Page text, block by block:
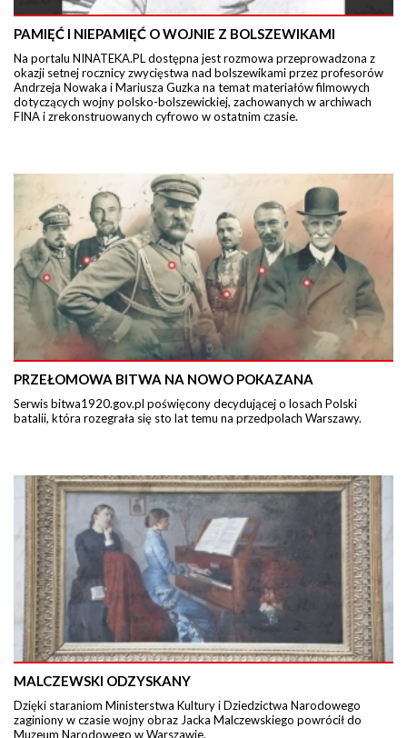
PAMIĘĆ I NIEPAMIĘĆ O WOJNIE Z BOLSZEWIKAMI
Na portalu NINATEKA.PL dostępna jest rozmowa przeprowadzona z
okazji setnej rocznicy zwycięstwa nad bolszewikami przez profesorów
Andrzeja Nowaka i Mariusza Guzka na temat materiałów filmowych
dotyczących wojny polsko-bolszewickiej, zachowanych w archiwach
FINA i zrekonstruowanych cyfrowo w ostatnim czasie.
PRZEŁOMOWA BITWA NA NOWO POKAZANA
Serwis bitwa1920.gov.pl poświęcony decydującej o losach Polski
batalii, która rozegrała się sto lat temu na przedpolach Warszawy.
MALCZEWSKI ODZYSKANY
Dzięki staraniom Ministerstwa Kultury i Dziedzictwa Narodowego
zaginiony w czasie wojny obraz Jacka Malczewskiego powrócił do
Muzeum Narodowego w Warszawie.